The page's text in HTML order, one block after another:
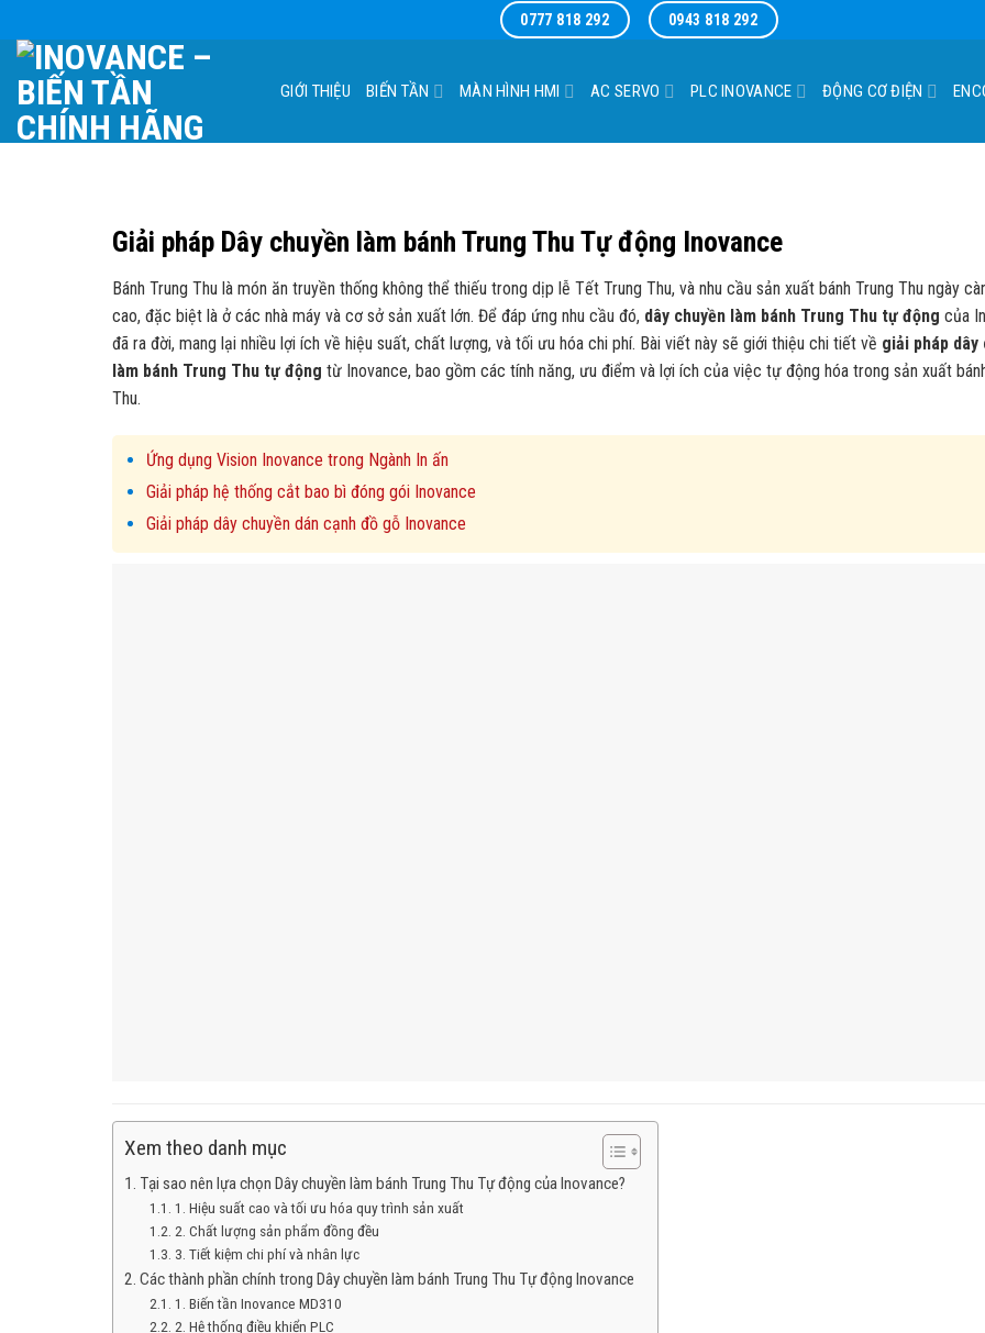
to
content
0777 818 292 0943 818 292
GIỚI THIỆU BIẾN TẦN MÀN HÌNH HMI AC SERVO PLC INOVANCE ĐỘNG CƠ ĐIỆN
Giải pháp Dây chuyền làm bánh Trung Thu Tự động Inovance
Bánh Trung Thu là món ăn truyền thống không thể thiếu trong dịp lễ Tết Trung Thu, và nhu cầu sản xuất bánh Trung Thu ngày
cao, đặc biệt là ở các nhà máy và cơ sở sản xuất lớn. Để đáp ứng nhu cầu đó, dây chuyền làm bánh Trung Thu tự động của
đã ra đời, mang lại nhiều lợi ích về hiệu suất, chất lượng, và tối ưu hóa chi phí. Bài viết này sẽ giới thiệu chi tiết về giải pháp dây
làm bánh Trung Thu tự động từ Inovance, bao gồm các tính năng, ưu điểm và lợi ích của việc tự động hóa trong sản xuất
Thu.
Ứng dụng Vision Inovance trong Ngành In ấn
Giải pháp hệ thống cắt bao bì đóng gói Inovance
Giải pháp dây chuyền dán cạnh đồ gỗ Inovance
Xem theo danh mục
Tại sao nên lựa chọn Dây chuyền làm bánh Trung Thu Tự động của Inovance?
1. Hiệu suất cao và tối ưu hóa quy trình sản xuất
2. Chất lượng sản phẩm đồng đều
3. Tiết kiệm chi phí và nhân lực
Các thành phần chính trong Dây chuyền làm bánh Trung Thu Tự động Inovance
1. Biến tần Inovance MD310
2. Hệ thống điều khiển PLC